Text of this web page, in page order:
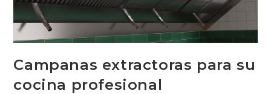
Campanas extractoras para su
cocina profesional